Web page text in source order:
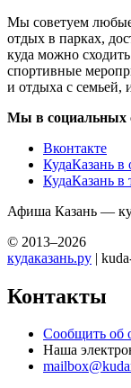
Мы советуем
отдых в парках,
куда можно
спортивные
и отдыха с семьей,
Мы в социальных
Вконтакте
КудаКазань в
КудаКазань в
Афиша Казань —
© 2013–2026
кудаказань.ру |
Контакты
Сообщить об
Наша